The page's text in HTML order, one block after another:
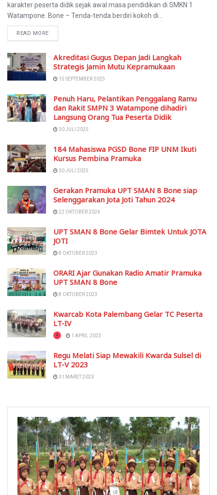
karakter peserta didik sejak awal masa pendidikan di SMKN 1
Watampone. Bone – Tenda-tenda berdiri kokoh di...
READ MORE
Akreditasi Gugus Depan Jadi Langkah
Strategis Jamin Mutu Kepramukaan
15 SEPTEMBER 2025
Penuh Haru, Pelantikan Penggalang Ramu
dan Rakit SMPN 3 Watampone dihadiri
Langsung Orang Tua Peserta Didik
30 JULI 2025
184 Mahasiswa PGSD Bone FIP UNM Ikuti
Kursus Pembina Pramuka
30 JULI 2025
Gerakan Pramuka UPT SMAN 8 Bone siap
Selenggarakan Jota Joti Tahun 2024
22 OKTOBER 2024
UPT SMAN 8 Bone Gelar Bimtek Untuk JOTA
JOTI
8 OKTOBER 2023
ORARI Ajar Gunakan Radio Amatir Pramuka
UPT SMAN 8 Bone
8 OKTOBER 2023
Kwarcab Kota Palembang Gelar TC Peserta
LT-IV
1 APRIL 2023
Regu Melati Siap Mewakili Kwarda Sulsel di
LT-V 2023
31 MARET 2023